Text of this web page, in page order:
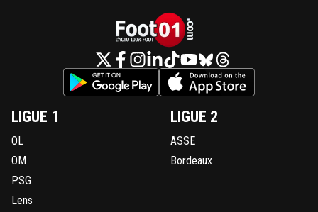
LIGUE 1
OL
OM
PSG
Lens
LIGUE 2
ASSE
Bordeaux